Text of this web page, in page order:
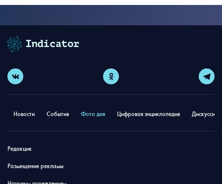
Новости События Фото дня Цифровая энциклопедия
Редакция
Размещение рекламы